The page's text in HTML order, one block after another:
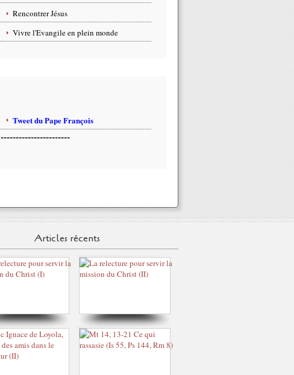
Rencontrer Jésus
Vivre l'Evangile en plein monde
Tweet du Pape François
-----------------------
Articles récents